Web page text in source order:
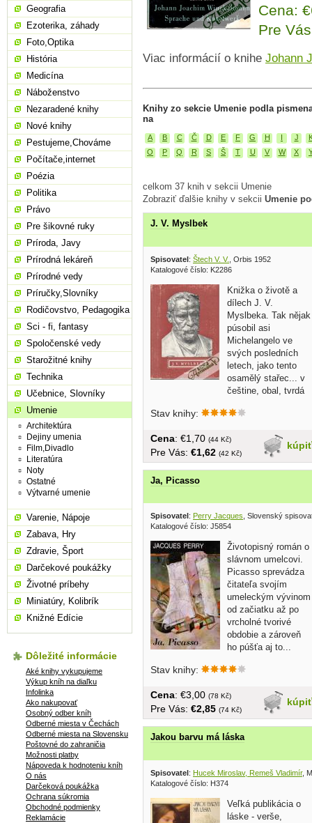
Cena:
Pre
Viac informácií o knihe Johann
Knihy zo sekcie Umenie podla
na
A B C Č D E F G H I J
O
P Q R S Š T U V W X
celkom 37 knih v sekcii Umenie
Zobraziť ďalšie knihy v sekcii Umenie
J. V. Myslbek
Spisovatel: Štech V. V. , Orbis 1952
Katalogové číslo: K2286
Knižka o životě a
dílech J. V.
Myslbeka. Tak nějak
púsobil asi
Michelangelo ve
svých posledních
letech, jako tento
osamělý stařec... v
češtine, obal, tvrdá
Stav knihy:
kúpiť
Cena: €1,70 (44 Kč)
Pre Vás: €1,62 (42 Kč)
Ja, Picasso
Spisovatel : Perry Jacques, Slovenský
Katalogové číslo: J5854
Životopisný román o
slávnom umelcovi.
Picasso sprevádza
čitateľa svojím
umeleckým vývinom
od začiatku až po
vrcholné tvorivé
obdobie a zároveň
ho púšťa aj to...
Stav knihy:
kúpiť
Cena: €3,00 (78 Kč)
Pre Vás: €2,85 (74 Kč)
Jakou barvu má láska
Spisovatel: Hucek Miroslav, Remeš Vladimír,
Katalogové číslo: H374
Veľká publikácia o
láske - verše,
Geografia
Ezoterika, záhady
Foto,Optika
História
Medicína
Náboženstvo
Nezaradené knihy
Nové knihy
Pestujeme,Chováme
Počítače,internet
Poézia
Politika
Právo
Pre šikovné ruky
Príroda, Javy
Prírodná lekáreň
Prírodné vedy
Príručky,Slovníky
Rodičovstvo, Pedagogika
Sci - fi, fantasy
Spoločenské vedy
Starožitné knihy
Technika
Učebnice, Slovníky
Umenie
Architektúra
Dejiny umenia
Film,Divadlo
Literatúra
Noty
Ostatné
Výtvarné umenie
Varenie, Nápoje
Zabava, Hry
Zdravie, Šport
Darčekové poukážky
Životné príbehy
Miniatúry, Kolibrík
Knižné Edície
Dôležité informácie
Aké knihy vykupujeme
Výkup kníh na diaľku
Infolinka
Ako nakupovať
Osobný odber kníh
Odberné miesta v Čechách
Odberné miesta na Slovensku
Poštovné do zahraničia
Možnosti platby
Nápoveda k hodnoteniu kníh
O nás
Darčeková poukážka
Ochrana súkromia
Obchodné podmienky
Reklamácie